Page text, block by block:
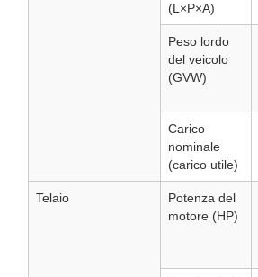
(L×P×A)
Peso lordo
del veicolo
(GVW)
Carico
nominale
(carico utile)
Telaio
Potenza del
motore (HP)